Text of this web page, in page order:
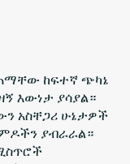
ከፍተኛ ጭካኔ
እውነታ ያሳያል።
አስቸጋሪ ሁኔታዎች
ያብራራል።